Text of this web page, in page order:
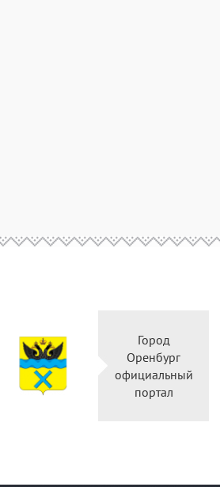
Оренбург
официальный
портал